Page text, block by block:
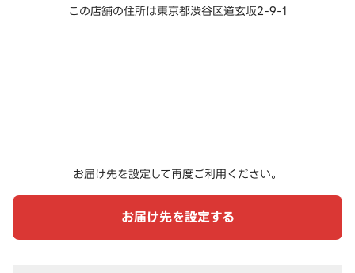
この店舗の住所は東京都渋谷区道玄坂2-9-1
お届け先を設定して再度ご利用ください。
お届け先を設定する